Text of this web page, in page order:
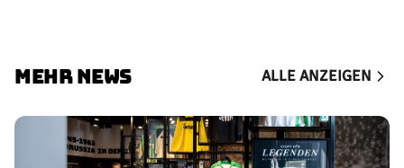
MEHR NEWS ALLE ANZEIGEN